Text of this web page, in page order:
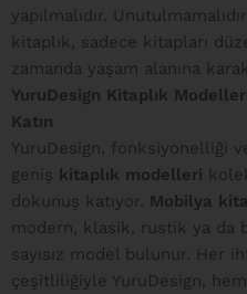
yapılmalıdır.
kitaplık, sadece kitapları
zamanda yaşam alanına
YuruDesign Kitaplık
Katın
YuruDesign, fonksiyonelliği
geniş kitaplık modelleri
dokunuş katıyor. Mobilya
modern, klasik, rustik ya da
sayısız model bulunur. Her
çeşitliliğiyle YuruDesign,